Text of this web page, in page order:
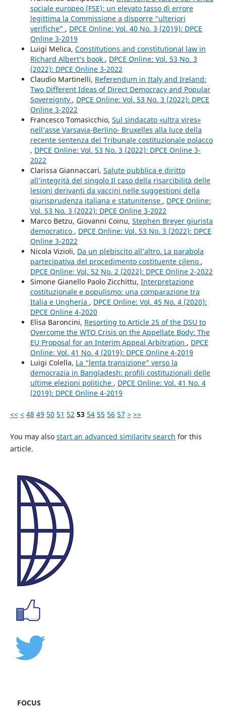
sociale europeo (FSE): un elevato tasso di errore
legittima la Commissione a disporre “ulteriori
verifiche” , DPCE Online: Vol. 40 No. 3 (2019): DPCE
Online 3-2019
Luigi Melica, Constitutions and constitutional law in
Richard Albert’s book , DPCE Online: Vol. 53 No. 3
(2022): DPCE Online 3-2022
Claudio Martinelli, Referendum in Italy and Ireland:
Two Different Ideas of Direct Democracy and Popular
Sovereignty , DPCE Online: Vol. 53 No. 3 (2022): DPCE
Online 3-2022
Francesco Tomasicchio, Sul sindacato «ultra vires»
nell’asse Varsavia-Berlino- Bruxelles alla luce della
recente sentenza del Tribunale costituzionale polacco
, DPCE Online: Vol. 53 No. 3 (2022): DPCE Online 3-
2022
Clarissa Giannaccari, Salute pubblica e diritto
all’integrità del singolo Il caso della risarcibilità delle
lesioni derivanti da vaccini nelle suggestioni della
giurisprudenza italiana e statunitense , DPCE Online:
Vol. 53 No. 3 (2022): DPCE Online 3-2022
Marco Betzu, Giovanni Coinu, Stephen Breyer giurista
democratico , DPCE Online: Vol. 53 No. 3 (2022): DPCE
Online 3-2022
Nicola Vizioli, Da un plebiscito all’altro. La parabola
partecipativa del procedimento costituente cileno ,
DPCE Online: Vol. 52 No. 2 (2022): DPCE Online 2-2022
Simone Gianello Paolo Zicchittu, Interpretazione
costituzionale e populismo: una comparazione tra
Italia e Ungheria , DPCE Online: Vol. 45 No. 4 (2020):
DPCE Online 4-2020
Elisa Baroncini, Resorting to Article 25 of the DSU to
Overcome the WTO Crisis on the Appellate Body: The
EU Proposal for an Interim Appeal Arbitration , DPCE
Online: Vol. 41 No. 4 (2019): DPCE Online 4-2019
Luigi Colella, La “lenta transizione” verso la
democrazia in Bangladesh: profili costituzionali delle
ultime elezioni politiche , DPCE Online: Vol. 41 No. 4
(2019): DPCE Online 4-2019
<< < 48 49 50 51 52 53 54 55 56 57 > >>
You may also start an advanced similarity search for this
article.
FOCUS